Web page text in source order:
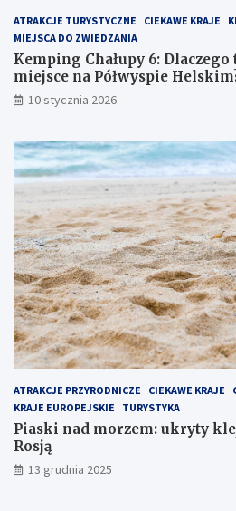
e
g
o
t
o
n
j
p
o
p
u
l
a
r
n
i
e
j
s
z
e
m
i
e
j
s
y
k
l
e
j
n
t
p
r
z
y
g
r
a
n
i
c
y
z
R
o
s
j
ą
ATRAKCJE TURYSTYCZNE CIEKAWE KRAJE
MIEJSCA DO ZWIEDZANIA
Kemping Chałupy 6:
miejsce na Półwyspie
10 stycznia 2026
ATRAKCJE PRZYRODNICZE CIEKAWE KRAJE
KRAJE EUROPEJSKIE
TURYSTYKA
Piaski nad morzem: ukryty
Rosją
13 grudnia 2025